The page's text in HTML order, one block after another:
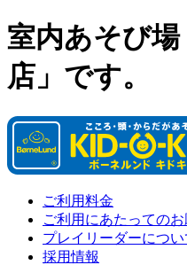
室内あそび
店」です。
ご利用料金
ご利用にあたってのお
プレイリーダーについ
採用情報